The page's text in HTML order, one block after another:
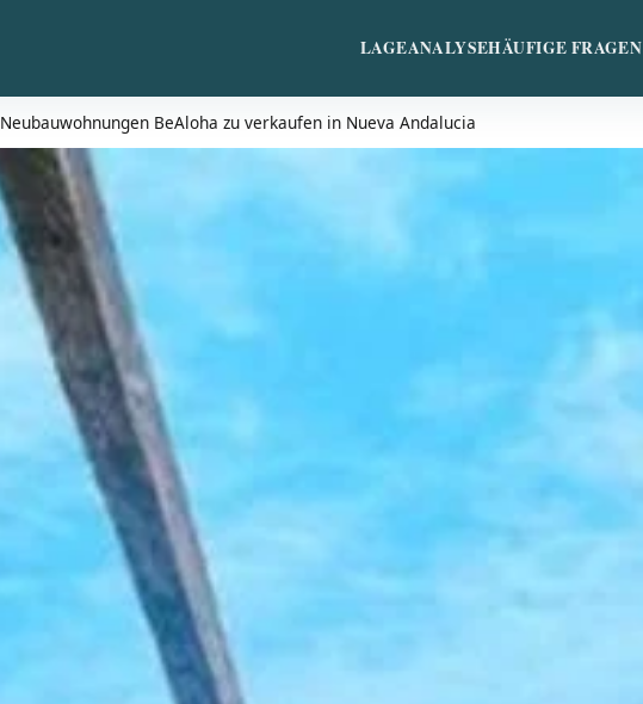
LAGEANALYSEHÄUFIGE FRAGEN
Neubauwohnungen BeAloha zu verkaufen in Nueva Andalucia